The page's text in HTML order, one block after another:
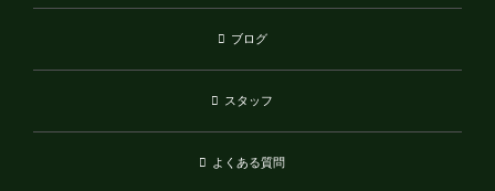
ブログ
スタッフ
よくある質問